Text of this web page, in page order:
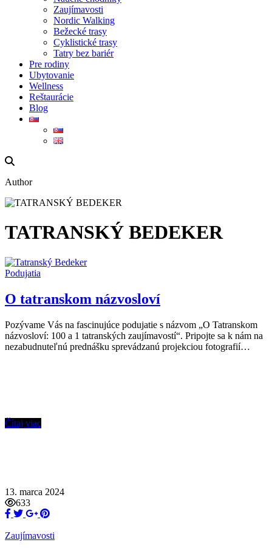
Zaujímavosti
Nordic Walking
Bežecké trasy
Cyklistické trasy
Tatry bez bariér
Pre rodiny
Ubytovanie
Wellness
Reštaurácie
Blog
Author
TATRANSKÝ BEDEKER
Podujatia
O tatranskom názvosloví
Pozývame Vás na fascinujúce podujatie s názvom „O Tatranskom
názvosloví: 100 a 1 tatranských zaujímavostí“. Pripojte sa k nám na
nezabudnuteľnú prednášku sprevádzanú projekciou fotografií…
Čítaj viac
13. marca 2024
633
Zaujímavosti